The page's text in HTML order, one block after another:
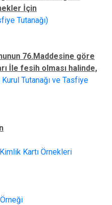
İçin
Tutanağı)
76.Maddesine göre
İle fesih olması halinde,
Tutanağı ve Tasfiye
Kartı Örnekleri